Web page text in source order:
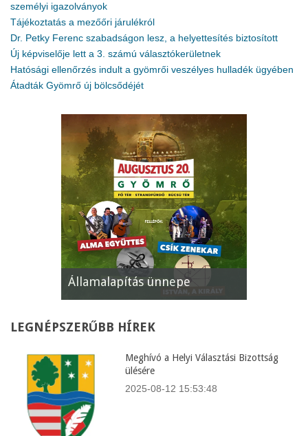
személyi igazolványok
Tájékoztatás a mezőőri járulékról
Dr. Petky Ferenc szabadságon lesz, a helyettesítés biztosított
Új képviselője lett a 3. számú választókerületnek
Hatósági ellenőrzés indult a gyömrői veszélyes hulladék ügyében
Átadták Gyömrő új bölcsődéjét
Államalapítás ünnepe
LEGNÉPSZERŰBB HÍREK
Meghívó a Helyi Választási Bizottság
ülésére
2025-08-12 15:53:48